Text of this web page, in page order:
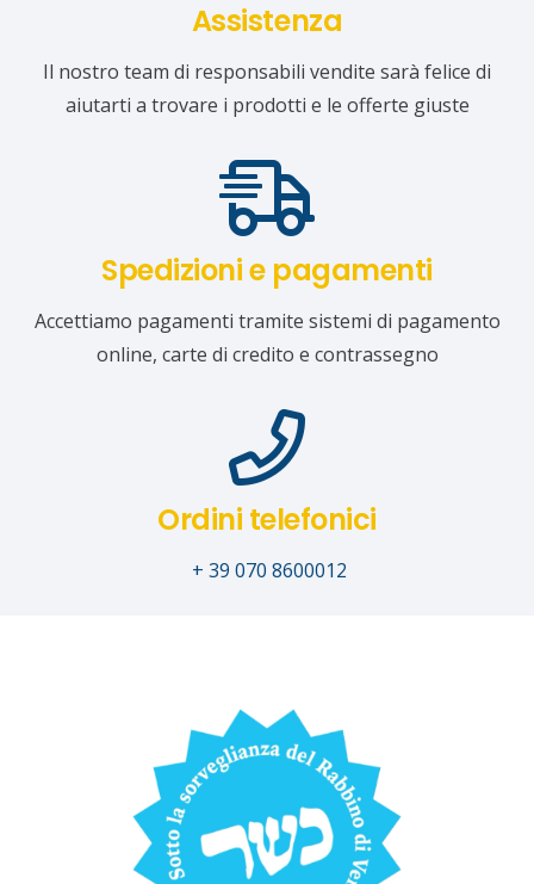
Assistenza
Il nostro team di responsabili vendite sarà felice di
aiutarti a trovare i prodotti e le offerte giuste
Spedizioni e pagamenti
Accettiamo pagamenti tramite sistemi di pagamento
online, carte di credito e contrassegno
Ordini telefonici
+ 39 070 8600012